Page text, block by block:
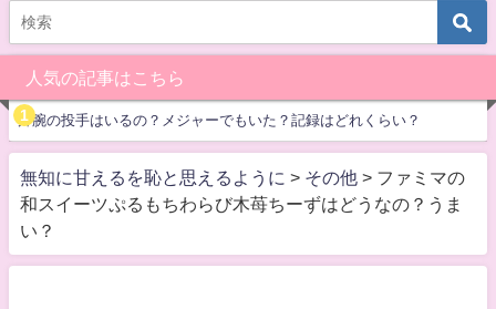
人気の記事はこちら
片腕の投手はいるの？メジャーでもいた？記録はどれくらい？
無知に甘えるを恥と思えるように > その他 > ファミマの
和スイーツぷるもちわらび木苺ちーずはどうなの？うま
い？